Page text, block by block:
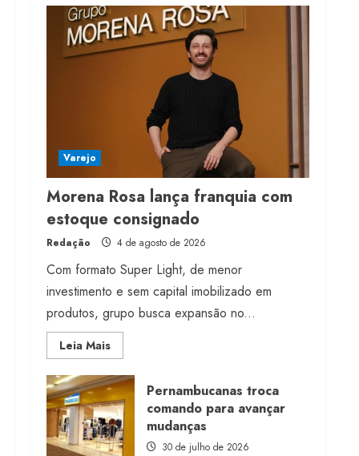
franquia com estoque
consignado
4 de agosto de 2026
Mercosul-UE prevê
transição longa para
vestuário
3 de agosto de 2026
Varejo
Morena Rosa lança franquia com
estoque consignado
Redação 4 de agosto de 2026
Com formato Super Light, de menor
investimento e sem capital imobilizado em
produtos, grupo busca expansão no...
Leia MaisRead
more
Morena
Rosa
lança
franquia
com
estoque
consignado
Pernambucanas troca
comando para avançar
mudanças
30 de julho de 2026